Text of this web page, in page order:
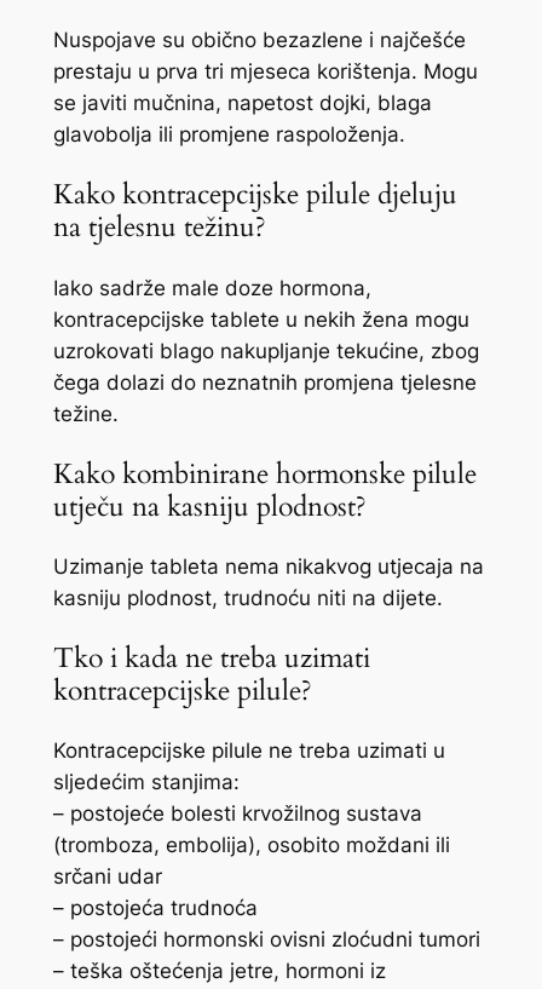
Nuspojave su obično bezazlene i najčešće
prestaju u prva tri mjeseca korištenja. Mogu
se javiti mučnina, napetost dojki, blaga
glavobolja ili promjene raspoloženja.
Kako kontracepcijske pilule djeluju
na tjelesnu težinu?
Iako sadrže male doze hormona,
kontracepcijske tablete u nekih žena mogu
uzrokovati blago nakupljanje tekućine, zbog
čega dolazi do neznatnih promjena tjelesne
težine.
Kako kombinirane hormonske pilule
utječu na kasniju plodnost?
Uzimanje tableta nema nikakvog utjecaja na
kasniju plodnost, trudnoću niti na dijete.
Tko i kada ne treba uzimati
kontracepcijske pilule?
Kontracepcijske pilule ne treba uzimati u
sljedećim stanjima:
– postojeće bolesti krvožilnog sustava
(tromboza, embolija), osobito moždani ili
srčani udar
– postojeća trudnoća
– postojeći hormonski ovisni zloćudni tumori
– teška oštećenja jetre, hormoni iz